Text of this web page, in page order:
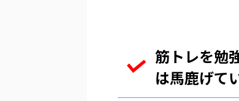
筋トレを勉
は馬鹿げて